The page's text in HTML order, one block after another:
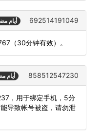
474 692514191049
（30分钟有效）。
476 858512547230
，用于绑定手机，5分
导致帐号被盗，请勿泄